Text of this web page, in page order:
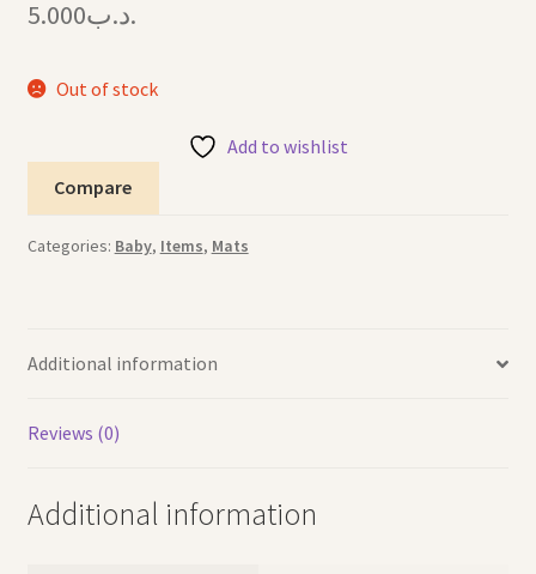
.د.ب5.000
Out of stock
Add to wishlist
Compare
Categories: Baby, Items, Mats
Additional information
Reviews (0)
Additional information